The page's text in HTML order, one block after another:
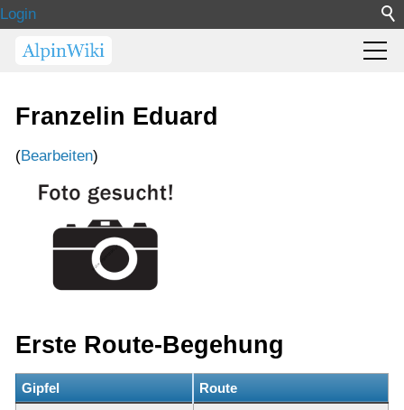
Login
Franzelin Eduard
(Bearbeiten)
Erste Route-Begehung
Gipfel Route